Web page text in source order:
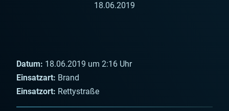
18.06.2019
Datum: 18.06.2019 um 2:16 Uhr
Einsatzart: Brand
Einsatzort: Rettystraße